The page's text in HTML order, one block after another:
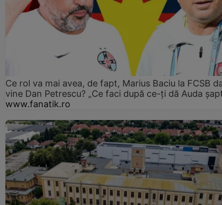
Ce rol va mai avea, de fapt, Marius Baciu la FCSB
vine Dan Petrescu? „Ce faci după ce-ți dă Auda
www.fanatik.ro